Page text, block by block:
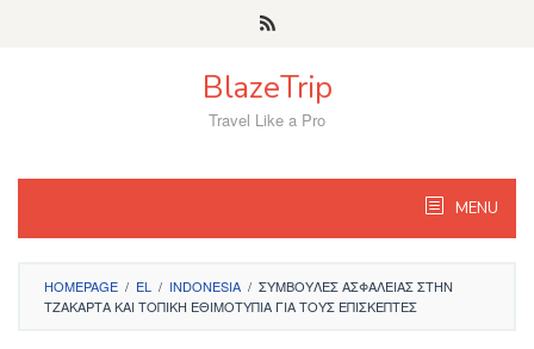
BlazeTrip
Travel Like a Pro
MENU
HOMEPAGE / EL / INDONESIA / ΣΥΜΒΟΥΛΈΣ ΑΣΦΑΛΕΊΑΣ ΣΤΗΝ
ΤΖΑΚΆΡΤΑ ΚΑΙ ΤΟΠΙΚΉ ΕΘΙΜΟΤΥΠΊΑ ΓΙΑ ΤΟΥΣ ΕΠΙΣΚΈΠΤΕΣ